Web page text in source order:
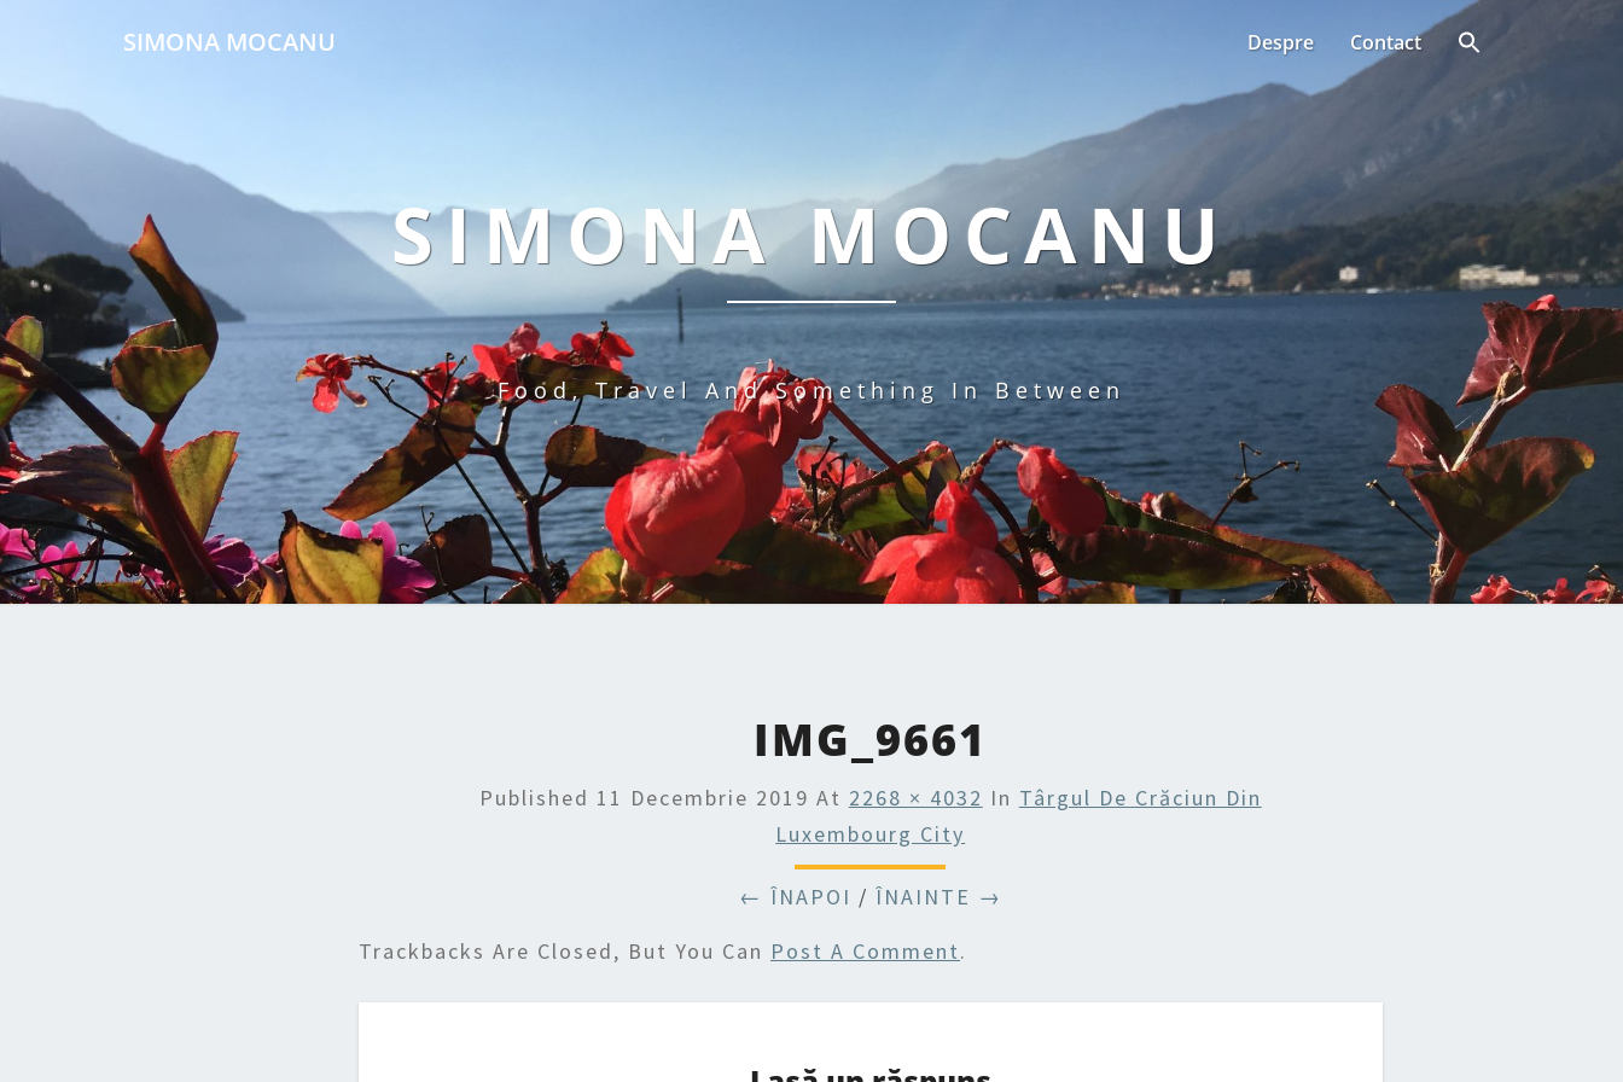
SIMONA MOCANU Despre Contact
SIMONA MOCANU
Food, Travel And Something In Between
IMG_9661
Published 11 Decembrie 2019 At 2268 × 4032 In Târgul De Crăciun Din
Luxembourg City
← ÎNAPOI / ÎNAINTE →
Trackbacks Are Closed, But You Can Post A Comment.